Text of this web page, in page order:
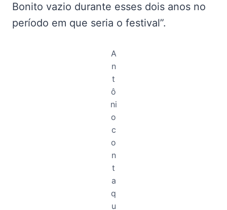
Bonito vazio durante esses dois anos no
período em que seria o festival”.
A
n
t
ô
ni
o
c
o
n
t
a
q
u